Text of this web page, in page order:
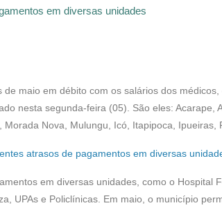
em diversas unidades
maio em débito com os salários dos
nesta segunda-feira (05). São eles: Acarape,
Nova, Mulungu, Icó, Itapipoca, Ipueiras,
atrasos de pagamentos em diversas
em diversas unidades, como o Hospital
UPAs e Policlínicas. Em maio, o município